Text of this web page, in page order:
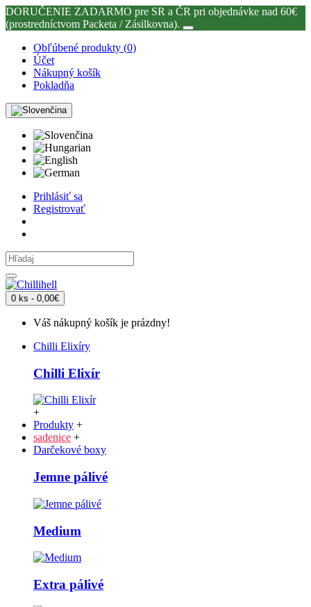
DORUČENIE ZADARMO pre SR a ČR pri objednávke nad 60€
(prostredníctvom Packeta / Zásilkovna).
Obľúbené produkty (0)
Účet
Nákupný košík
Pokladňa
Prihlásiť sa
Registrovať
0 ks - 0,00€
Váš nákupný košík je prázdny!
Chilli Elixíry
Chilli Elixír
+
Produkty +
sadenice +
Darčekové boxy
Jemne pálivé
Medium
Extra pálivé